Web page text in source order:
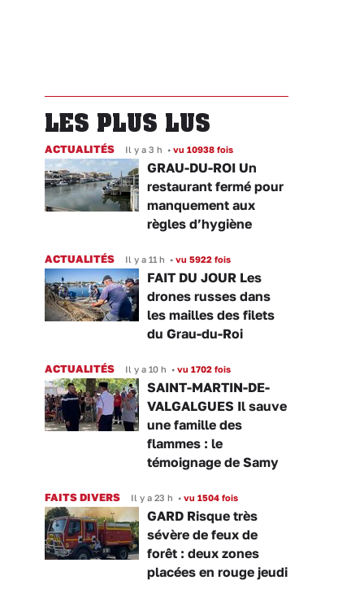
LES PLUS LUS
ACTUALITÉS Il y a 3 h • vu 10938 fois
GRAU-DU-ROI Un
restaurant fermé pour
manquement aux
règles d’hygiène
ACTUALITÉS Il y a 11 h • vu 5922 fois
FAIT DU JOUR Les
drones russes dans
les mailles des filets
du Grau-du-Roi
ACTUALITÉS Il y a 10 h • vu 1702 fois
SAINT-MARTIN-DE-
VALGALGUES Il sauve
une famille des
flammes : le
témoignage de Samy
FAITS DIVERS Il y a 23 h • vu 1504 fois
GARD Risque très
sévère de feux de
forêt : deux zones
placées en rouge jeudi